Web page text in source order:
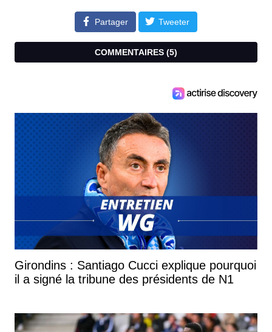
Partager Tweeter
COMMENTAIRES (5)
Girondins : Santiago Cucci explique pourquoi
il a signé la tribune des présidents de N1